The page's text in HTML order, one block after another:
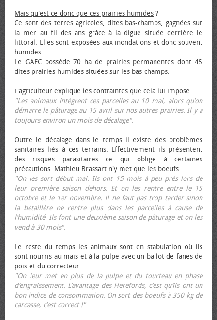
Mais qu'est ce donc que ces prairies humides ?
Ce sont des terres agricoles, dites bas-champs, gagnées sur
la mer au fil des ans grâce à la digue située derrière le
littoral. Elles sont exposées aux inondations et donc souvent
humides.
Le GAEC possède 70 ha de prairies permanentes dont 45
dites prairies humides situées sur les bas-champs.
L'agriculteur explique les contraintes que cela lui impose :
"Les animaux intègrent ces parcelles au 10 mai, alors qu’on
démarre le pâturage au 15 avril sur nos autres prairies. Il y a
toujours environ un mois de décalage".
Outre le décalage dans le temps il existe des problèmes
sanitaires liés à ces terrains. Effectivement ils présentent
des risques parasitaires ce qui oblige à certaines
précautions. Mathieu Brassart n'y met que les bœufs.
"On les sort début mai. Ils ont 15 mois à peu près lors de
leur première saison dehors. Et on les rentre entre le 15
octobre et le 1er novembre. Il ne faut pas trop tarder sinon
la bétaillère ne rentre plus dans les parcelles à cause de
l’humidité. Ils font une deuxième saison de pâturage et on les
vend à 30 mois".
Le reste du temps les animaux sont en stabulation où ils
sont nourris au maïs et à la pulpe avec un ballot de fanes de
pois et du correcteur.
"On leur met en plus de la pulpe et du tourteau en phase
d’engraissement. L’avantage des Herefords, c’est qu’ils ont un
bon indice de consommation. On sort des bœufs à 350 kg de
carcasse, c’est correct !".